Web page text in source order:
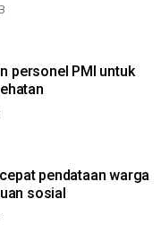
personel PMI untuk
pendataan warga
sosial